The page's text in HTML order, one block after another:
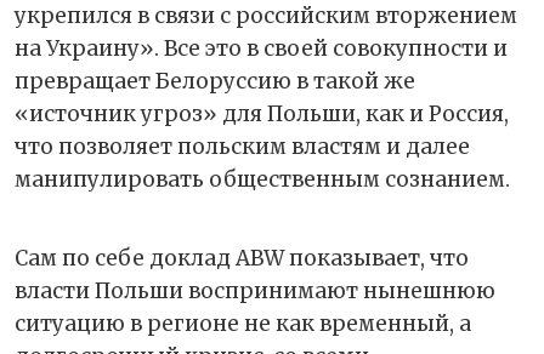
укрепился в связи с российским вторжением
на Украину». Все это в своей совокупности и
превращает Белоруссию в такой же
«источник угроз» для Польши, как и Россия,
что позволяет польским властям и далее
манипулировать общественным сознанием.
Сам по себе доклад ABW показывает, что
власти Польши воспринимают нынешнюю
ситуацию в регионе не как временный, а